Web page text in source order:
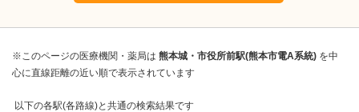
※このページの医療機関・薬局は 熊本城・市役所前駅(熊本市電A系統) を中
心に直線距離の近い順で表示されています
以下の各駅(各路線)と共通の検索結果です